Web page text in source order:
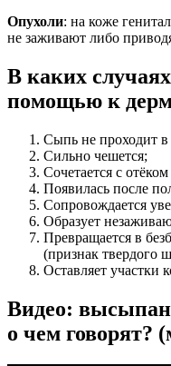
Опухоли: на коже
не заживают либо
В каких
помощью к
Сыпь не проходит в
Сильно чешется;
Сочетается с
Появилась после
Сопровождается
Образует
Превращается в
(признак твердого
Оставляет участки
Видео:
о чем говорят?